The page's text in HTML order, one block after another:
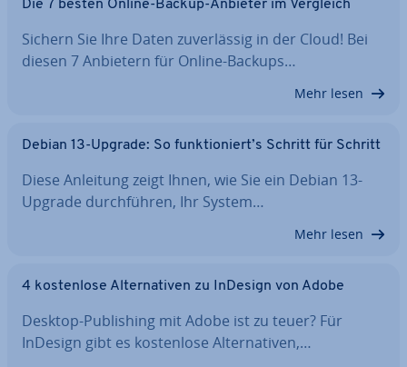
Die 7 besten Online-Backup-Anbieter im Vergleich
Sichern Sie Ihre Daten zu­ver­läs­sig in der Cloud! Bei
diesen 7 Anbietern für Online-Backups…
Mehr lesen
Debian 13-Upgrade: So funk­tio­niert’s Schritt für Schritt
Diese Anleitung zeigt Ihnen, wie Sie ein Debian 13-
Upgrade durch­füh­ren, Ihr System…
Mehr lesen
4 kos­ten­lo­se Al­ter­na­ti­ven zu InDesign von Adobe
Desktop-Pu­bli­shing mit Adobe ist zu teuer? Für
InDesign gibt es kos­ten­lo­se Al­ter­na­ti­ven,…